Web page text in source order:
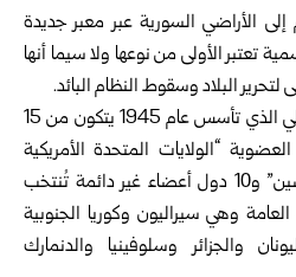
الأراضي السورية عبر معبر جديدة
تعتبر الأولى من نوعها ولا سيما أنها
البلاد وسقوط النظام البائد.
يشار إلى أن مجلس الأمن الدولي الذي تأسس عام 1945 يتكون من 15
“الولايات المتحدة الأمريكية
وبريطانيا وروسيا وفرنسا والصين” و10 دول أعضاء غير دائمة تُنتخب
وهي سيراليون وكوريا الجنوبية
والجزائر وسلوفينيا والدنمارك